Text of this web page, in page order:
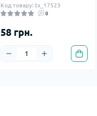
Код товару: tx_17523
0
58 грн.